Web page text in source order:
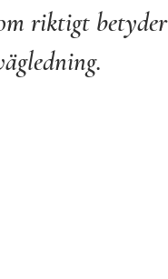
riktigt betyder